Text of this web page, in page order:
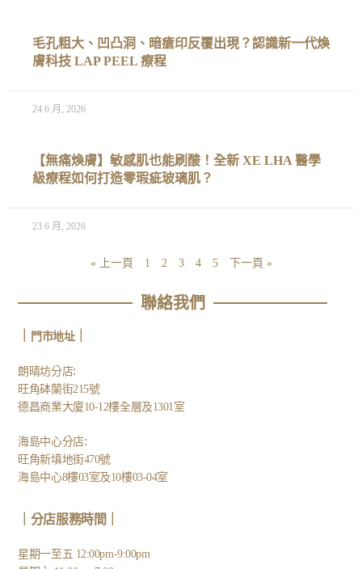
毛孔粗大、凹凸洞、暗瘡印反覆出現？認識新一代煥
膚科技 LAP PEEL 療程
24 6 月, 2026
【無痛煥膚】敏感肌也能刷酸！全新 XE LHA 醫學
級療程如何打造零瑕疵玻璃肌？
23 6 月, 2026
« 上一頁 1 2 3 4 5 下一頁 »
聯絡我們
門市地址｜
朗晴坊分店:
旺角砵蘭街215號
德昌商業大廈10-12樓全層及1301室
海島中心分店:
旺角新填地街470號
海島中心8樓03室及10樓03-04室
｜分店服務時間｜
星期一至五 12:00pm-9:00pm